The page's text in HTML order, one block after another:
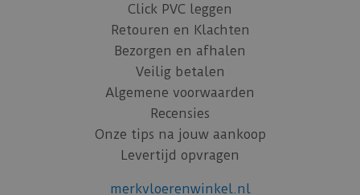
Click PVC leggen
Retouren en Klachten
Bezorgen en afhalen
Veilig betalen
Algemene voorwaarden
Recensies
Onze tips na jouw aankoop
Levertijd opvragen
merkvloerenwinkel.nl